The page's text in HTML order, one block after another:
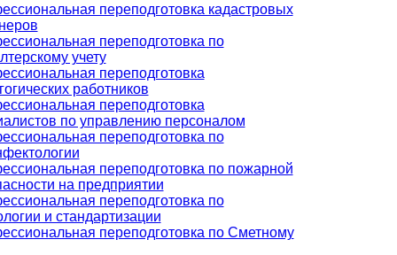
переподготовка кадастровых
переподготовка по
учету
переподготовка
работников
переподготовка
по управлению персоналом
переподготовка по
переподготовка по пожарной
на предприятии
переподготовка по
и стандартизации
переподготовка по Сметному